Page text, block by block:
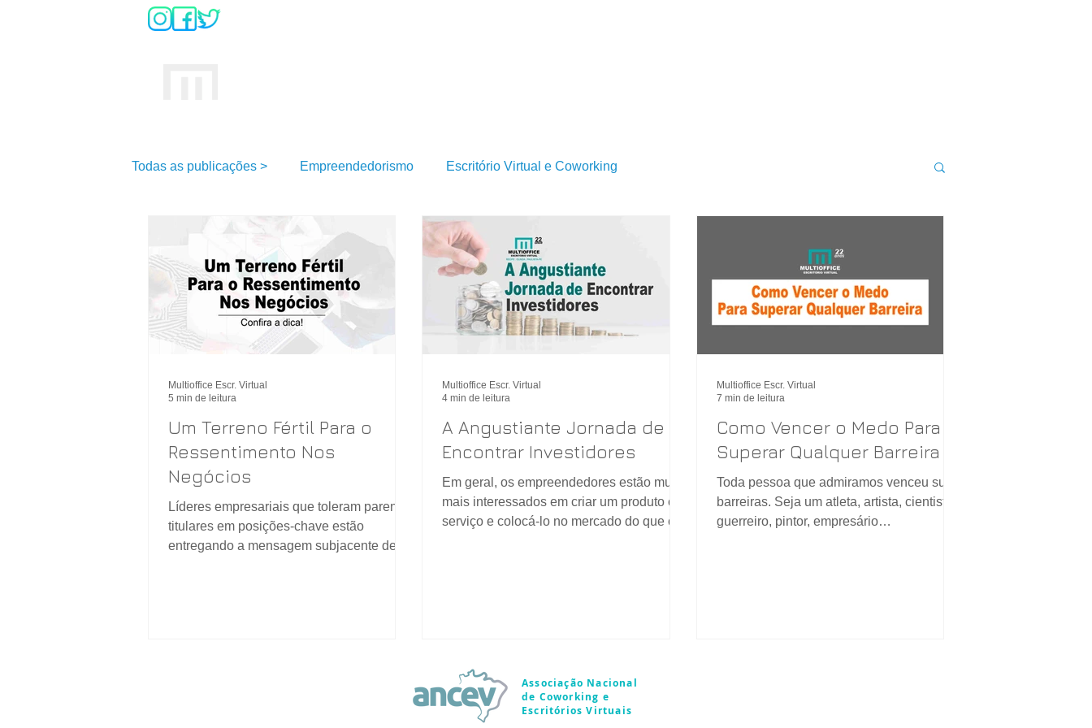
Todas as publicações > Empreendedorismo Escritório Virtual e Coworking
Um Terreno Fértil Para o
Ressentimento Nos
Negócios
Líderes empresariais que toleram parentes
titulares em posições-chave estão
entregando a mensagem subjacente de
Multioffice Escr. Virtual
5 min de leitura
A Angustiante Jornada de
Encontrar Investidores
Em geral, os empreendedores estão muito
mais interessados ​​em criar um produto ou
serviço e colocá-lo no mercado do que o
Multioffice Escr. Virtual
4 min de leitura
Como Vencer o Medo Para
Superar Qualquer Barreira
Toda pessoa que admiramos venceu suas
barreiras. Seja um atleta, artista, cientista,
guerreiro, pintor, empresário…
Multioffice Escr. Virtual
7 min de leitura
Associação Nacional
de Coworking e
Escritórios Virtuais